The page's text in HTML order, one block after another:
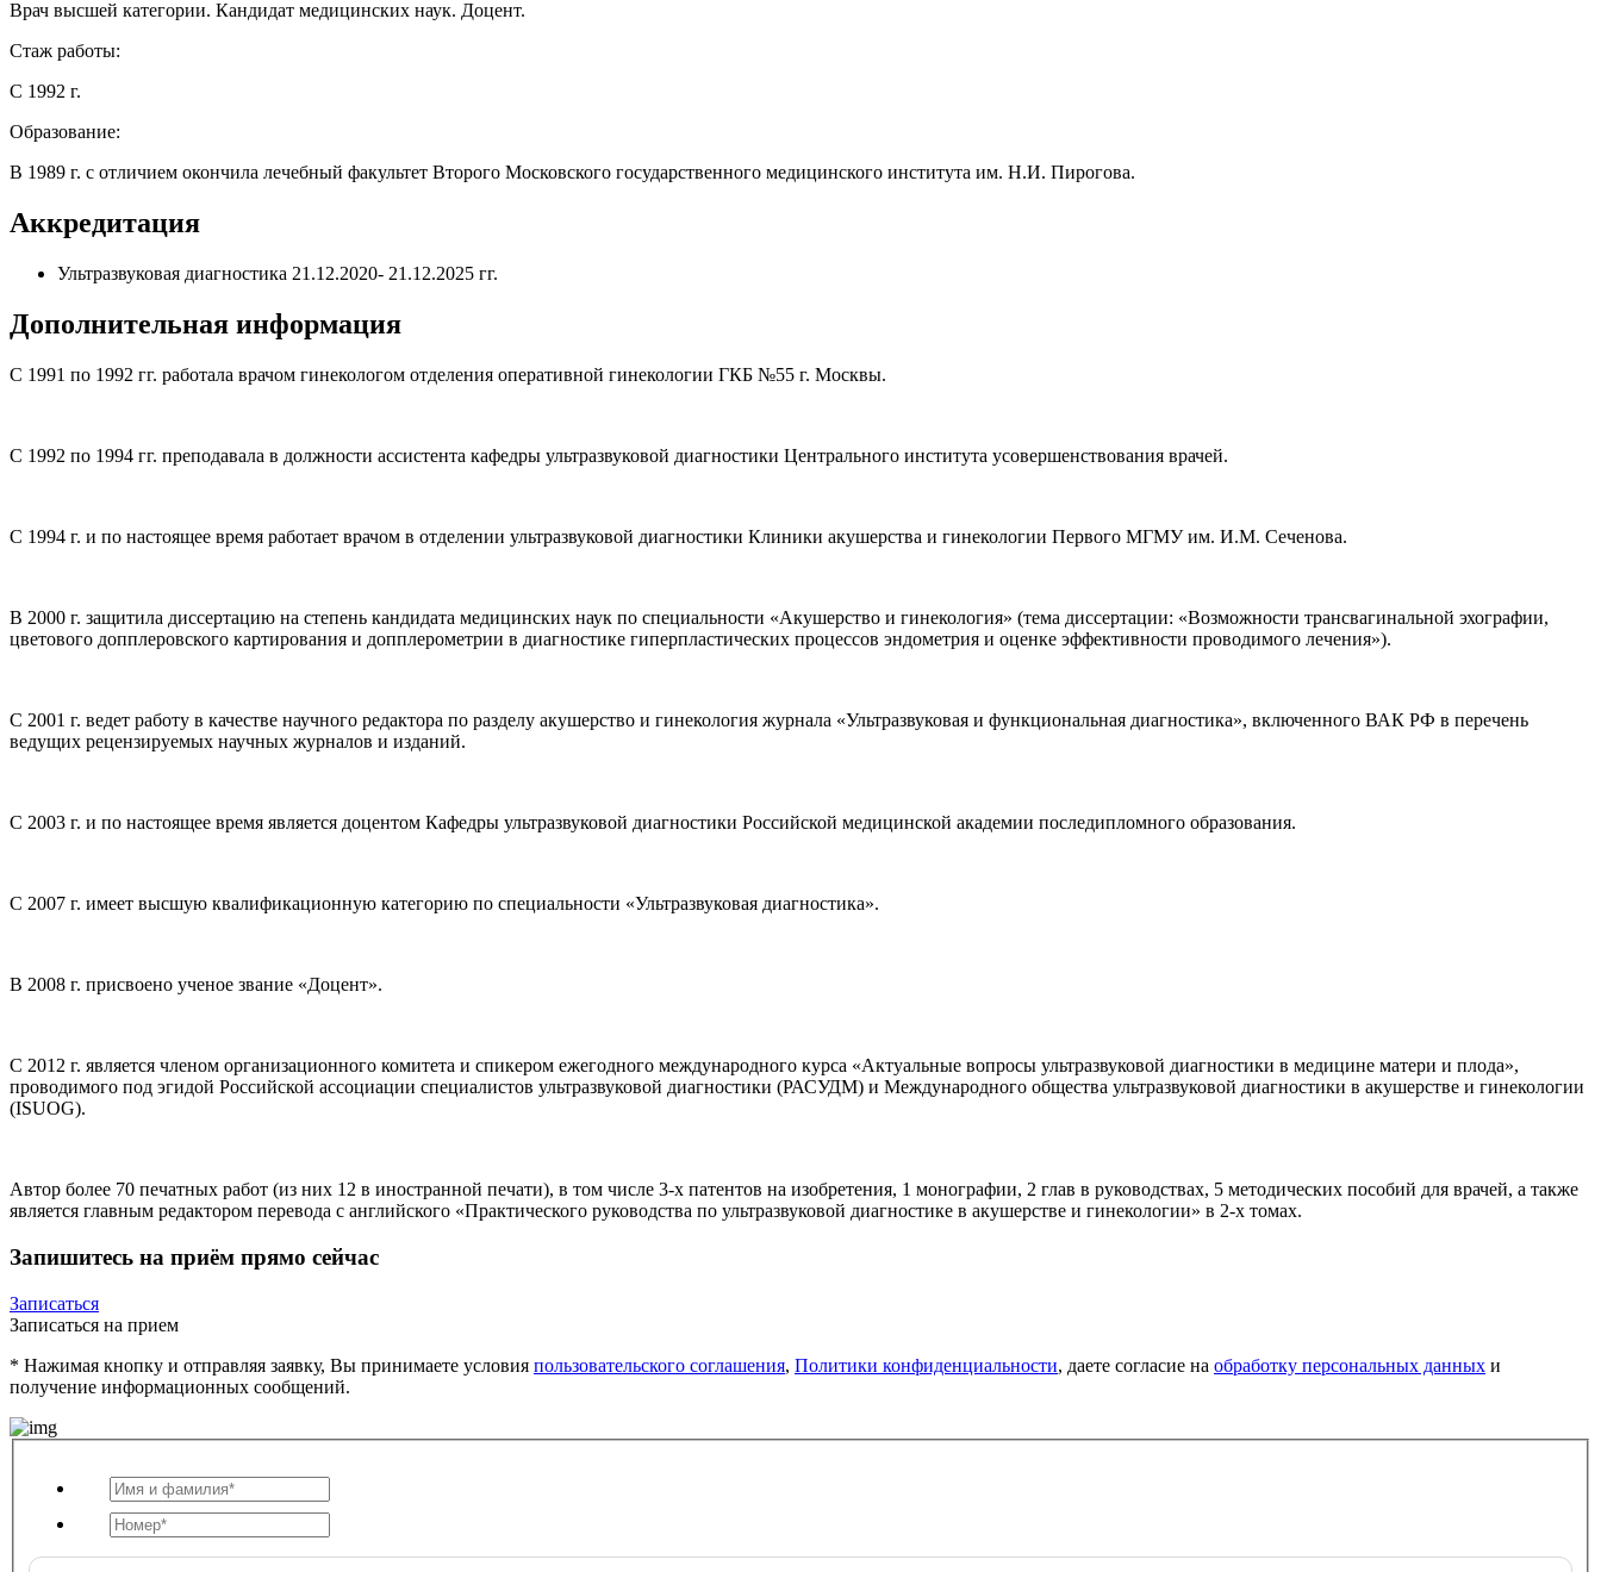
Врач высшей категории. Кандидат медицинских наук. Доцент.
Стаж работы:
С 1992 г.
Образование:
В 1989 г. с отличием окончила лечебный факультет Второго Московского государственного медицинского института им. Н.И. Пирогова.
Аккредитация
Ультразвуковая диагностика 21.12.2020- 21.12.2025 гг.
Дополнительная информация
С 1991 по 1992 гг. работала врачом гинекологом отделения оперативной гинекологии ГКБ №55 г. Москвы.
С 1992 по 1994 гг. преподавала в должности ассистента кафедры ультразвуковой диагностики Центрального института усовершенствования врачей.
С 1994 г. и по настоящее время работает врачом в отделении ультразвуковой диагностики Клиники акушерства и гинекологии Первого МГМУ им. И.М. Сеченова.
В 2000 г. защитила диссертацию на степень кандидата медицинских наук по специальности «Акушерство и гинекология» (тема диссертации: «Возможности трансвагинальной эхографии,
цветового допплеровского картирования и допплерометрии в диагностике гиперпластических процессов эндометрия и оценке эффективности проводимого лечения»).
С 2001 г. ведет работу в качестве научного редактора по разделу акушерство и гинекология журнала «Ультразвуковая и функциональная диагностика», включенного ВАК РФ в перечень
ведущих рецензируемых научных журналов и изданий.
С 2003 г. и по настоящее время является доцентом Кафедры ультразвуковой диагностики Российской медицинской академии последипломного образования.
С 2007 г. имеет высшую квалификационную категорию по специальности «Ультразвуковая диагностика».
В 2008 г. присвоено ученое звание «Доцент».
С 2012 г. является членом организационного комитета и спикером ежегодного международного курса «Актуальные вопросы ультразвуковой диагностики в медицине матери и плода»,
проводимого под эгидой Российской ассоциации специалистов ультразвуковой диагностики (РАСУДМ) и Международного общества ультразвуковой диагностики в акушерстве и гинекологии
(ISUOG).
Автор более 70 печатных работ (из них 12 в иностранной печати), в том числе 3-х патентов на изобретения, 1 монографии, 2 глав в руководствах, 5 методических пособий для врачей, а также
является главным редактором перевода с английского «Практического руководства по ультразвуковой диагностике в акушерстве и гинекологии» в 2-х томах.
Запишитесь на приём прямо сейчас
Записаться
Записаться на прием
* Нажимая кнопку и отправляя заявку, Вы принимаете условия пользовательского соглашения, Политики конфиденциальности, даете согласие на обработку персональных данных и
получение информационных сообщений.